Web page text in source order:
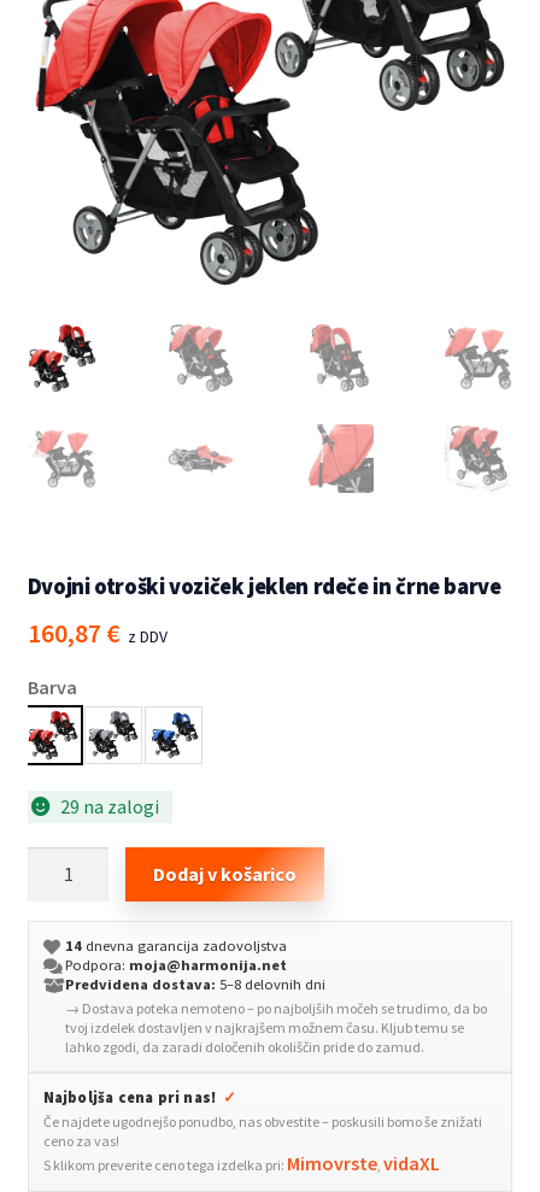
Dvojni otroški voziček jeklen rdeče in črne barve
160,87 € z DDV
Barva
29 na zalogi
voziček
jeklen
rdeče
količina
Dodaj v košarico
14dnevna garancija zadovoljstva
Podpora: moja@harmonija.net
Predvidena dostava: 5–8 delovnih dni
→ Dostava poteka nemoteno – po najboljših močeh se trudimo, da bo
tvoj izdelek dostavljen v najkrajšem možnem času. Kljub temu se
lahko zgodi, da zaradi določenih okoliščin pride do zamud.
Najboljša cena pri nas! ✓
Če najdete ugodnejšo ponudbo, nas obvestite – poskusili bomo še znižati
ceno za vas!
S klikom preverite ceno tega izdelka pri: Mimovrste, vidaXL